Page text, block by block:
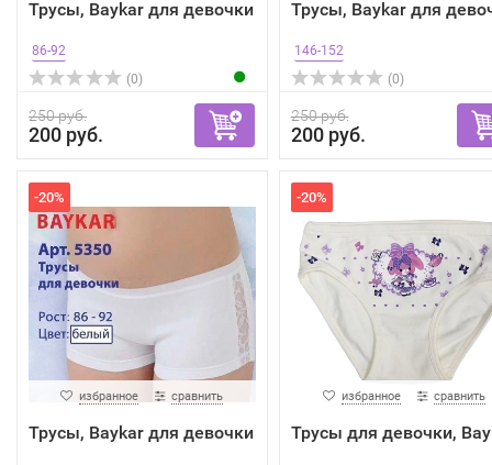
Трусы, Baykar для девочки
86-92
(0)
250 руб.
200 руб.
Трусы, Baykar для
146-152
(0)
250 руб.
200 руб.
-20%
избранное сравнить
Трусы, Baykar для девочки
-20%
избранное сравнить
Трусы для девочки,